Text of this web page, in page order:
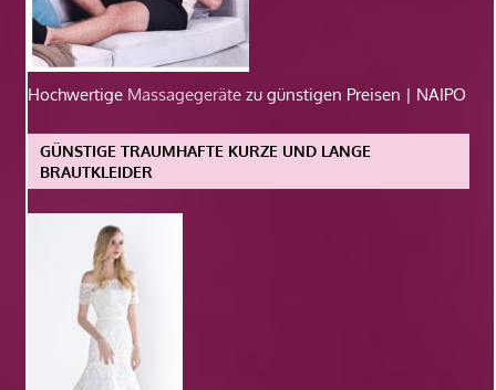
Hochwertige Massagegeräte zu günstigen Preisen | NAIPO
GÜNSTIGE TRAUMHAFTE KURZE UND LANGE
BRAUTKLEIDER